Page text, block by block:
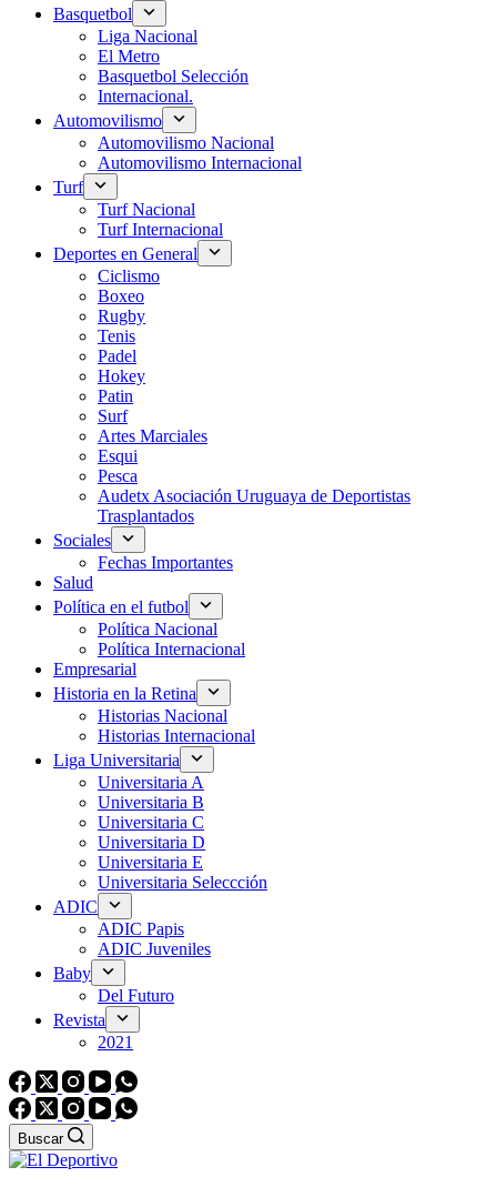
Basquetbol
Liga Nacional
El Metro
Basquetbol Selección
Internacional.
Automovilismo
Automovilismo Nacional
Automovilismo Internacional
Turf
Turf Nacional
Turf Internacional
Deportes en General
Ciclismo
Boxeo
Rugby
Tenis
Padel
Hokey
Patin
Surf
Artes Marciales
Esqui
Pesca
Audetx Asociación Uruguaya de Deportistas
Trasplantados
Sociales
Fechas Importantes
Salud
Política en el futbol
Política Nacional
Política Internacional
Empresarial
Historia en la Retina
Historias Nacional
Historias Internacional
Liga Universitaria
Universitaria A
Universitaria B
Universitaria C
Universitaria D
Universitaria E
Universitaria Seleccción
ADIC
ADIC Papis
ADIC Juveniles
Baby
Del Futuro
Revista
2021
Buscar